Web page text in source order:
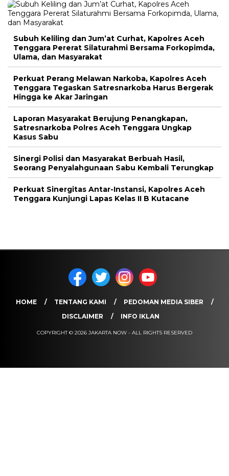
Subuh Keliling dan Jum’at Curhat, Kapolres Aceh
Tenggara Pererat Silaturahmi Bersama Forkopimda,
Ulama, dan Masyarakat
Perkuat Perang Melawan Narkoba, Kapolres Aceh
Tenggara Tegaskan Satresnarkoba Harus Bergerak
Hingga ke Akar Jaringan
Laporan Masyarakat Berujung Penangkapan,
Satresnarkoba Polres Aceh Tenggara Ungkap
Kasus Sabu
Sinergi Polisi dan Masyarakat Berbuah Hasil,
Seorang Penyalahgunaan Sabu Kembali Terungkap
Perkuat Sinergitas Antar-Instansi, Kapolres Aceh
Tenggara Kunjungi Lapas Kelas II B Kutacane
HOME TENTANG KAMI
PEDOMAN MEDIA SIBER
DISCLAIMER
INFO IKLAN
COPYRIGHT © 2026 JAKARTA NOW - ALL RIGHTS RESERVED